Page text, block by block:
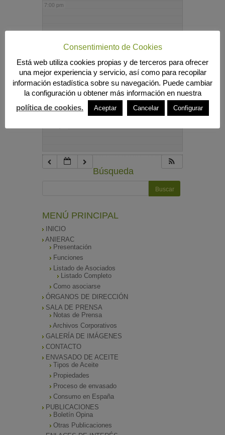
7:00 pm
9:00 pm
10:00 pm
Búsqueda
MENÚ PRINCIPAL
INICIO
ANIERAC
Presentación
Funciones
Listado de Asociados
Listado Completo
Como asociarse
ÓRGANOS DE DIRECCIÓN
SALA DE PRENSA
Notas de Prensa
Archivos Corporativos
GALERÍA DE IMÁGENES
CONTACTO
ENVASADO DE ACEITE
Tipos de Aceite
Propiedades
Proceso de envasado
Consumo en España
PUBLICACIONES
Boletín Opina
Otras Publicaciones
Consentimiento de Cookies
Está web utiliza cookies propias y de terceros para ofrecer
una mejor experiencia y servicio, así como para recopilar
información estadística sobre su navegación. Puede cambiar
la configuración u obtener más información en nuestra
política de cookies.
Aceptar Cancelar Configurar